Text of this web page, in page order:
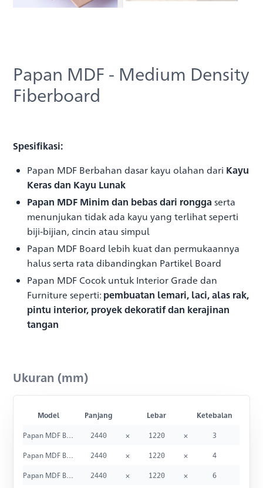
Papan MDF - Medium Density
Fiberboard
Spesifikasi:
Papan MDF Berbahan dasar kayu olahan dari Kayu
Keras dan Kayu Lunak
Papan MDF Minim dan bebas dari rongga serta
menunjukan tidak ada kayu yang terlihat seperti
biji-bijian, cincin atau simpul
Papan MDF Board lebih kuat dan permukaannya
halus serta rata dibandingkan Partikel Board
Papan MDF Cocok untuk Interior Grade dan
Furniture seperti: pembuatan lemari, laci, alas rak,
pintu interior, proyek dekoratif dan kerajinan
tangan
Ukuran (mm)
Model Panjang Lebar Ketebalan
Papan MDF Board 2440 × 1220 × 3
Papan MDF Board 2440 × 1220 × 4
Papan MDF Board 2440 × 1220 × 6